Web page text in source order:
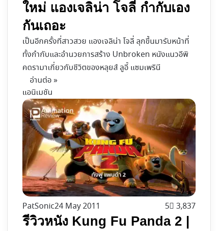
ใหม่ แองเจลิน่า โจลี่ กำกับเอง
กันเถอะ
เป็นอีกครั้งที่สาวสวย แองเจลิน่า โจลี่ ลุกขึ้นมารับหน้าที่
ทั้งกำกับและอำนวยการสร้าง Unbroken หนังแนวอีพิ
คดรามาเกี่ยวกับชีวิตของหลุยส์ ลูอี้ แซมเพรินี
อ่านต่อ »
แอนิเมชัน
PatSonic24 May 2011 5 3,837
รีวิวหนัง Kung Fu Panda 2 |